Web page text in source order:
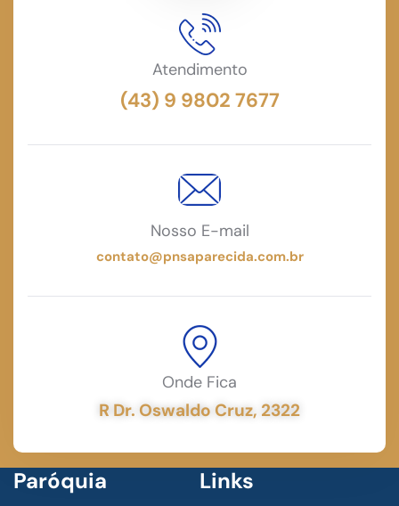
Atendimento
(43) 9 9802 7677
Nosso E-mail
contato@pnsaparecida.com.br
Onde Fica
R Dr. Oswaldo Cruz, 2322
Paróquia Links